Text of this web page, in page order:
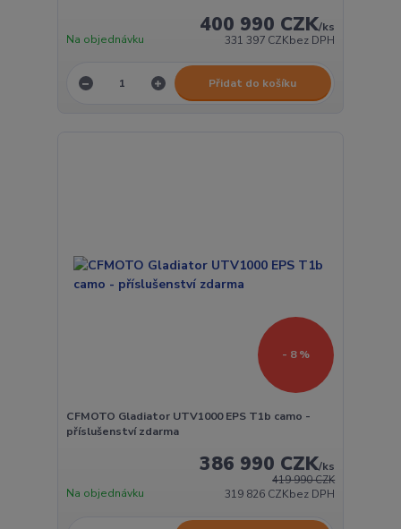
400 990 CZK/ks
331 397 CZKbez DPH
Na objednávku
Přidat do košíku
- 8 %
CFMOTO Gladiator UTV1000 EPS T1b camo -
příslušenství zdarma
419 990 CZK
386 990 CZK/ks
319 826 CZKbez DPH
Na objednávku